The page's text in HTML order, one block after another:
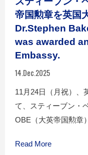
帝国勲章を英国
Dr.Stephen
was awarded
Embassy.
14.Dec.2025
11月24日（月祝）、
て、スティーブン・
OBE（大英帝国勲章
Read More